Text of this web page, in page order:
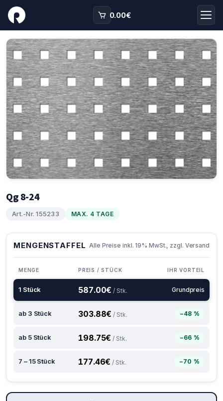
0.00€
Qg 8-24
Art.-Nr. 155233 MAX. 4 TAGE
MENGENSTAFFEL Alle Preise inkl. 19% MwSt., zzgl. Versand
MENGE PREIS / STÜCK IHR VORTEIL
1 Stück 587.00€ / Stk. Grundpreis
ab 3 Stück 303.88€ / Stk. −48 %
ab 5 Stück 198.75€ / Stk. −66 %
7 – 15 Stück 177.46€ / Stk. −70 %